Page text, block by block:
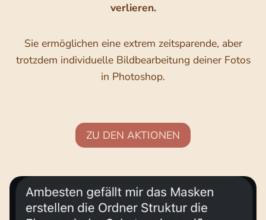
verlieren.
Sie ermöglichen eine extrem zeitsparende, aber
trotzdem individuelle Bildbearbeitung deiner Fotos
in Photoshop.
ZU DEN AKTIONEN